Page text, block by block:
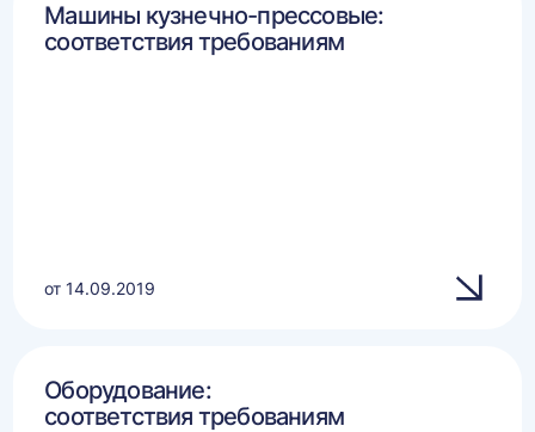
Машины кузнечно-прессовые:
соответствия требованиям
от 14.09.2019
Оборудование:
соответствия требованиям